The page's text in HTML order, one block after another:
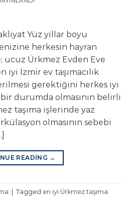
Yüz yıllar boyu
herkesin hayran
ucuz Ürkmez Evden Eve
iyi İzmir ev taşımacılık
gerektiğini herkes iyi
bir durumda olmasının belirli
taşıma işlerinde yaz
olmasının sebebi
READING →
Tagged en iyi Ürkmez taşıma